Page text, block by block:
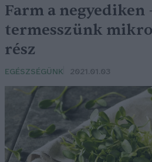
Farm a
termesszünk
rész
EGÉSZSÉGÜNK 2021.01.03